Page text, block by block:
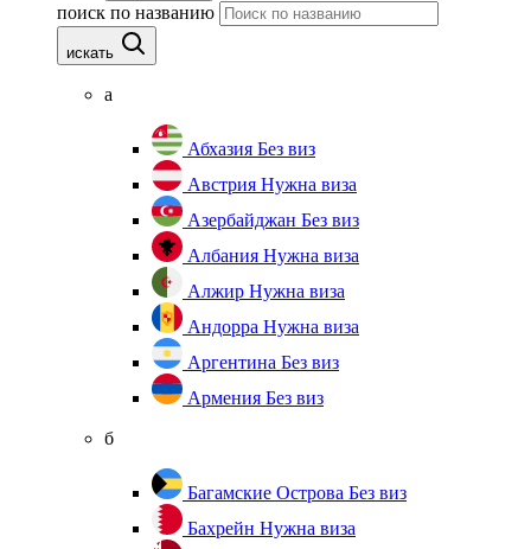
поиск по названию
искать
а
Абхазия Без виз
Австрия Нужна виза
Азербайджан Без виз
Албания Нужна виза
Алжир Нужна виза
Андорра Нужна виза
Аргентина Без виз
Армения Без виз
б
Багамские Острова Без виз
Бахрейн Нужна виза